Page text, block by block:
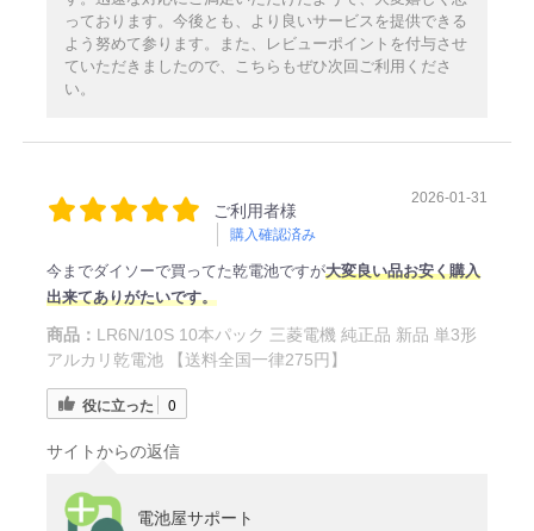
っております。今後とも、より良いサービスを提供できる
よう努めて参ります。また、レビューポイントを付与させ
ていただきましたので、こちらもぜひ次回ご利用くださ
い。
ご利用者様
購入確認済み
2026-01-31
今までダイソーで買ってた乾電池ですが大変良い品お安く購入
出来てありがたいです。
商品： LR6N/10S 10本パック 三菱電機 純正品 新品 単3形
アルカリ乾電池 【送料全国一律275円】
役に立った 0
サイトからの返信
電池屋サポート